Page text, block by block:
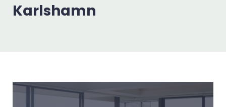
Karlshamn